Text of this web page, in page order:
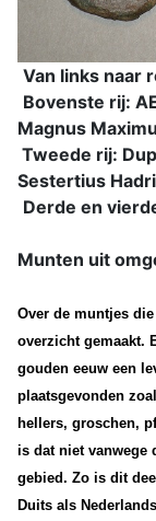
Van links naar
Bovenste rij:
Magnus
Tweede rij:
Sestertius
Derde en
Munten uit
Over de muntjes
overzicht gemaakt.
gouden eeuw een
plaatsgevonden
hellers, groschen,
is dat niet vanwege
gebied. Zo is dit
Duits als